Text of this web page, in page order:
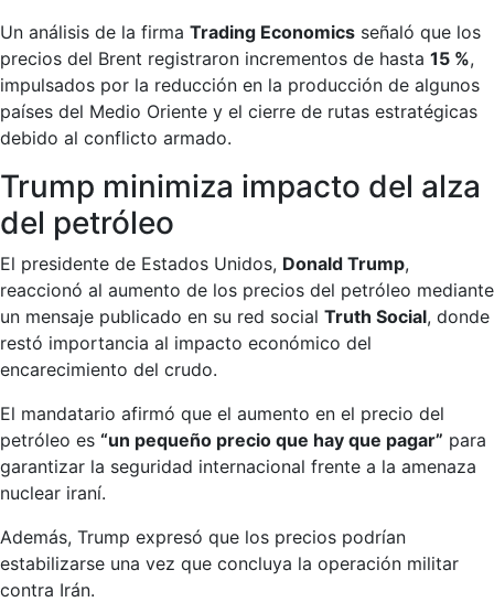
Un análisis de la firma Trading Economics señaló que los
precios del Brent registraron incrementos de hasta 15 %,
impulsados por la reducción en la producción de algunos
países del Medio Oriente y el cierre de rutas estratégicas
debido al conflicto armado.
Trump minimiza impacto del alza
del petróleo
El presidente de Estados Unidos, Donald Trump,
reaccionó al aumento de los precios del petróleo mediante
un mensaje publicado en su red social Truth Social, donde
restó importancia al impacto económico del
encarecimiento del crudo.
El mandatario afirmó que el aumento en el precio del
petróleo es “un pequeño precio que hay que pagar” para
garantizar la seguridad internacional frente a la amenaza
nuclear iraní.
Además, Trump expresó que los precios podrían
estabilizarse una vez que concluya la operación militar
contra Irán.